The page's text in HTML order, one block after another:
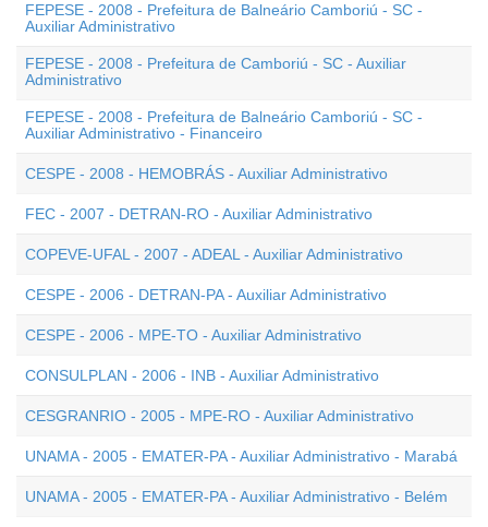
FEPESE - 2008 - Prefeitura de Balneário Camboriú - SC -
Auxiliar Administrativo
FEPESE - 2008 - Prefeitura de Camboriú - SC - Auxiliar
Administrativo
FEPESE - 2008 - Prefeitura de Balneário Camboriú - SC -
Auxiliar Administrativo - Financeiro
CESPE - 2008 - HEMOBRÁS - Auxiliar Administrativo
FEC - 2007 - DETRAN-RO - Auxiliar Administrativo
COPEVE-UFAL - 2007 - ADEAL - Auxiliar Administrativo
CESPE - 2006 - DETRAN-PA - Auxiliar Administrativo
CESPE - 2006 - MPE-TO - Auxiliar Administrativo
CONSULPLAN - 2006 - INB - Auxiliar Administrativo
CESGRANRIO - 2005 - MPE-RO - Auxiliar Administrativo
UNAMA - 2005 - EMATER-PA - Auxiliar Administrativo - Marabá
UNAMA - 2005 - EMATER-PA - Auxiliar Administrativo - Belém